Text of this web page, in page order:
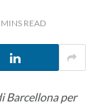
MINS READ
Barcellona per